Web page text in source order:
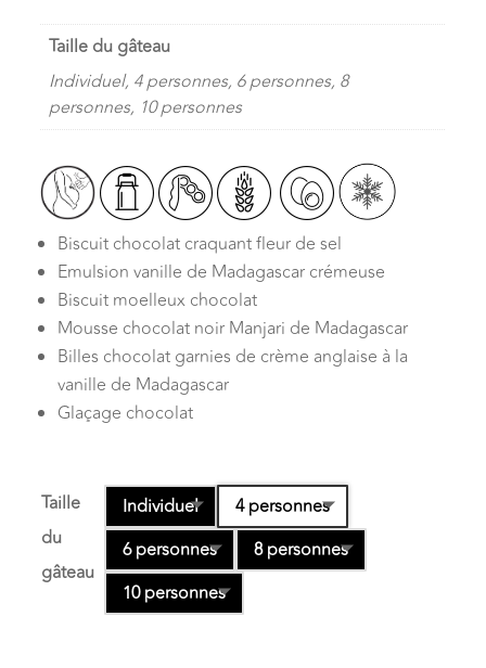
prix :
à
72,00 €
Taille du gâteau
Individuel, 4 personnes, 6 personnes, 8
personnes, 10 personnes
Biscuit chocolat craquant fleur de sel
Emulsion vanille de Madagascar crémeuse
Biscuit moelleux chocolat
Mousse chocolat noir Manjari de Madagascar
Billes chocolat garnies de crème anglaise à la
vanille de Madagascar
Glaçage chocolat
Taille
du
gâteau
Individuel
4 personnes
6 personnes
8 personnes
10 personnes